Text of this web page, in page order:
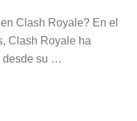
Clash Royale? En el
Clash Royale ha
su …